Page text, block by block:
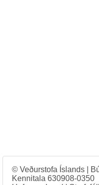
© Veðurstofa Íslands |
Kennitala 630908-0350